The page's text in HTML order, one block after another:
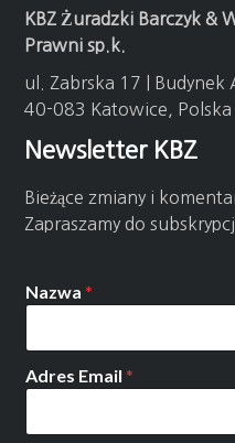
KBZ Żuradzki Barczyk &
Prawni sp.k.
ul. Zabrska 17 | Budynek
40-083 Katowice, Polska
Newsletter KBZ
Bieżące zmiany i
Zapraszamy do
Nazwa*
Adres Email*